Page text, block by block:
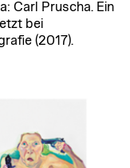
Carl Pruscha. Ein
bei
(2017).